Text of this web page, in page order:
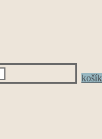
košík